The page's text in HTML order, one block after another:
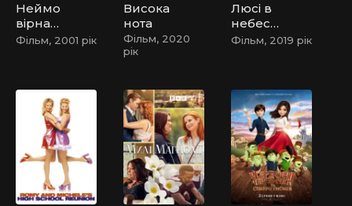
Неймо
вірна
доля
Фільм, 2001 рік
Висока
нота
Фільм, 2020
рік
Люсі в
небеса
х
Фільм, 2019 рік